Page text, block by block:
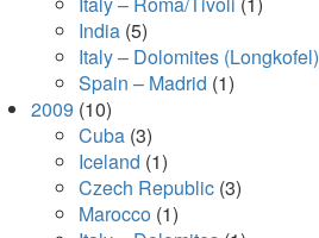
India (5)
Italy – Dolomites (Longkofel)
Spain – Madrid (1)
2009 (10)
Cuba (3)
Iceland (1)
Czech Republic (3)
Marocco (1)